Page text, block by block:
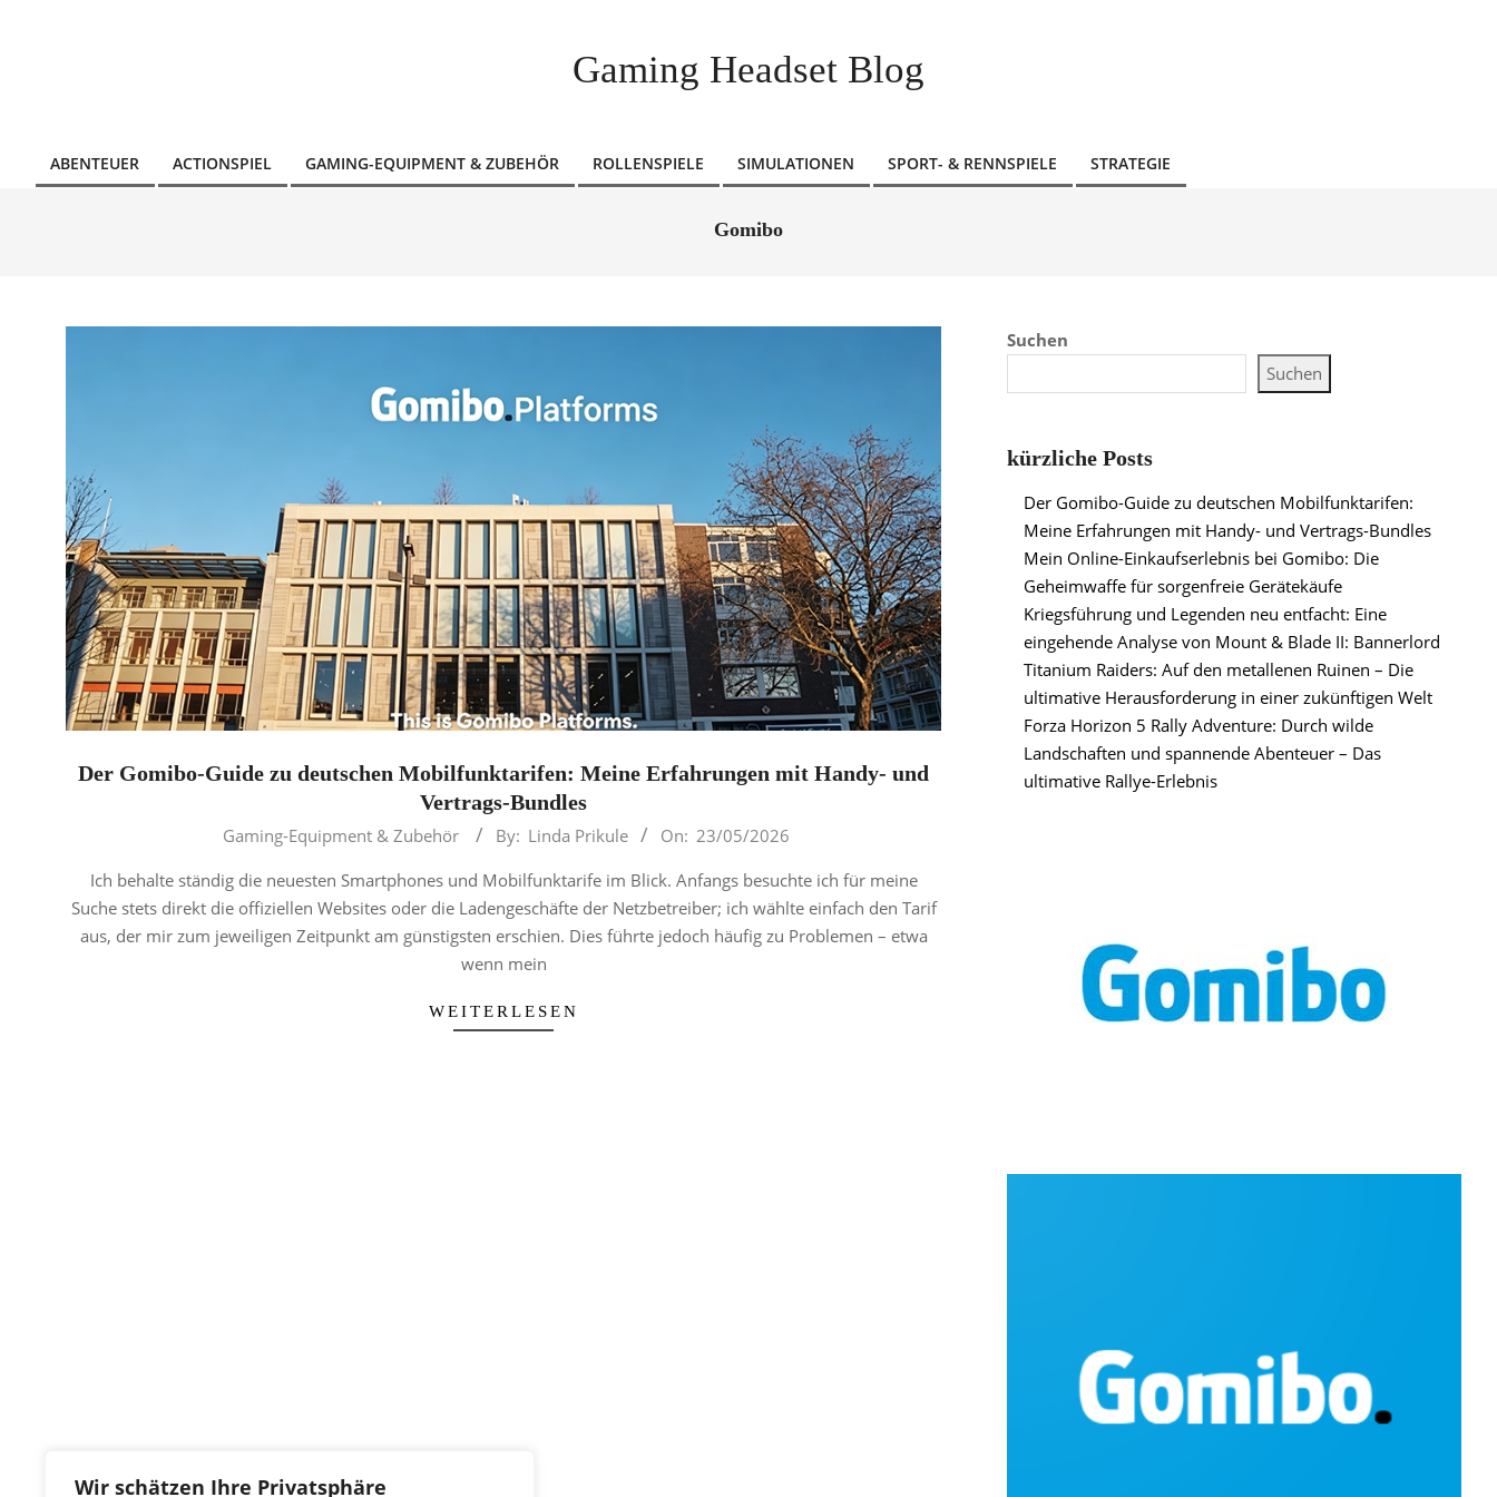
Wir schätzen Ihre Privatsphäre
Gaming Headset Blog
Primary
ABENTEUER ACTIONSPIEL GAMING-EQUIPMENT & ZUBEHÖR ROLLENSPIELE SIMULATIONEN SPORT- & RENNSPIELE STRATEGIE
Gomibo
Der Gomibo-Guide zu deutschen Mobilfunktarifen: Meine Erfahrungen mit Handy- und
Vertrags-Bundles
Gaming-Equipment & Zubehör By: Linda Prikule On: 23/05/2026
Ich behalte ständig die neuesten Smartphones und Mobilfunktarife im Blick. Anfangs besuchte ich für meine
Suche stets direkt die offiziellen Websites oder die Ladengeschäfte der Netzbetreiber; ich wählte einfach den Tarif
aus, der mir zum jeweiligen Zeitpunkt am günstigsten erschien. Dies führte jedoch häufig zu Problemen – etwa
wenn mein
WEITERLESEN
Suchen
Suchen
kürzliche Posts
Der Gomibo-Guide zu deutschen Mobilfunktarifen:
Meine Erfahrungen mit Handy- und Vertrags-Bundles
Mein Online-Einkaufserlebnis bei Gomibo: Die
Geheimwaffe für sorgenfreie Gerätekäufe
Kriegsführung und Legenden neu entfacht: Eine
eingehende Analyse von Mount & Blade II: Bannerlord
Titanium Raiders: Auf den metallenen Ruinen – Die
ultimative Herausforderung in einer zukünftigen Welt
Forza Horizon 5 Rally Adventure: Durch wilde
Landschaften und spannende Abenteuer – Das
ultimative Rallye-Erlebnis